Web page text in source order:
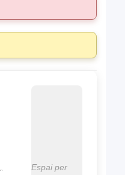
Espai per